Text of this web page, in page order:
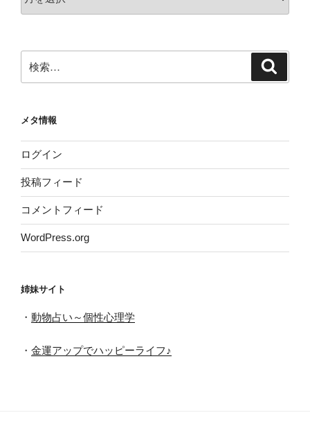
ー
索:
メタ情報
ログイン
投稿フィード
コメントフィード
WordPress.org
姉妹サイト
・ 動物占い～個性心理学
・ 金運アップでハッピーライフ♪